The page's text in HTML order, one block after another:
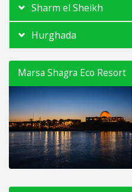
Sharm el Sheikh
Hurghada
Marsa Shagra Eco Resort